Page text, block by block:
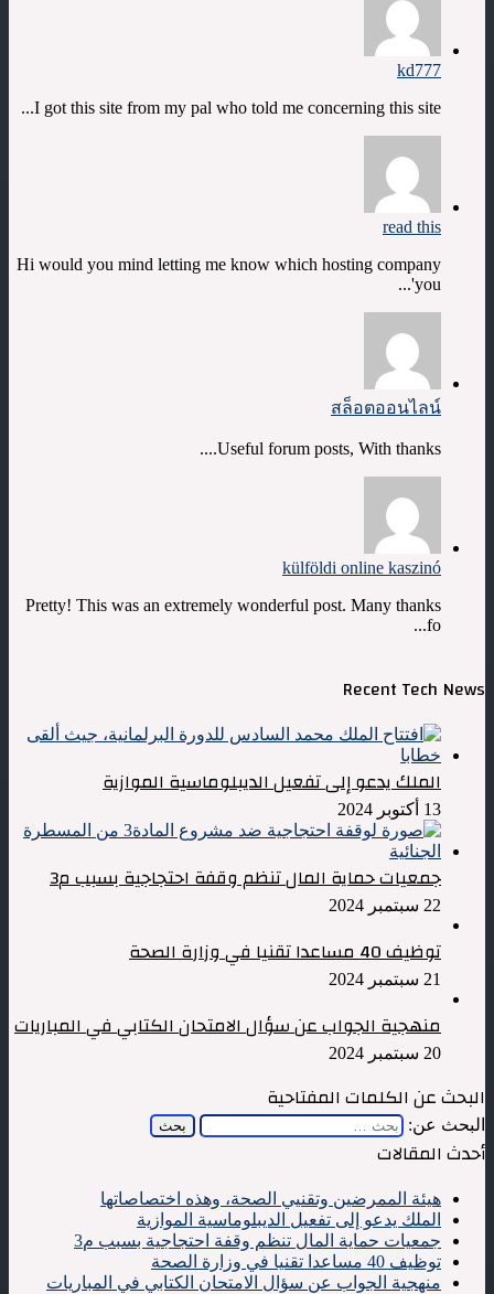
kd777
I got this site from my pal who told me concerning this site...
read this
Hi would you mind letting me know which hosting company
you'...
สล็อตออนไลน์
Useful forum posts, With thanks....
külföldi online kaszinó
Pretty! This was an extremely wonderful post. Many thanks
fo...
Recent Tech News
الملك يدعو إلى تفعيل الديبلوماسية الموازية
13 أكتوبر 2024
جمعيات حماية المال تنظم وقفة احتجاجية بسبب م3
22 سبتمبر 2024
توظيف 40 مساعدا تقنيا في وزارة الصحة
21 سبتمبر 2024
منهجية الجواب عن سؤال الامتحان الكتابي في المباريات
20 سبتمبر 2024
البحث عن الكلمات المفتاحية
البحث عن:
أحدث المقالات
هيئة الممرضين وتقنيي الصحة، وهذه اختصاصاتها
الملك يدعو إلى تفعيل الديبلوماسية الموازية
جمعيات حماية المال تنظم وقفة احتجاجية بسبب م3
توظيف 40 مساعدا تقنيا في وزارة الصحة
منهجية الجواب عن سؤال الامتحان الكتابي في المباريات